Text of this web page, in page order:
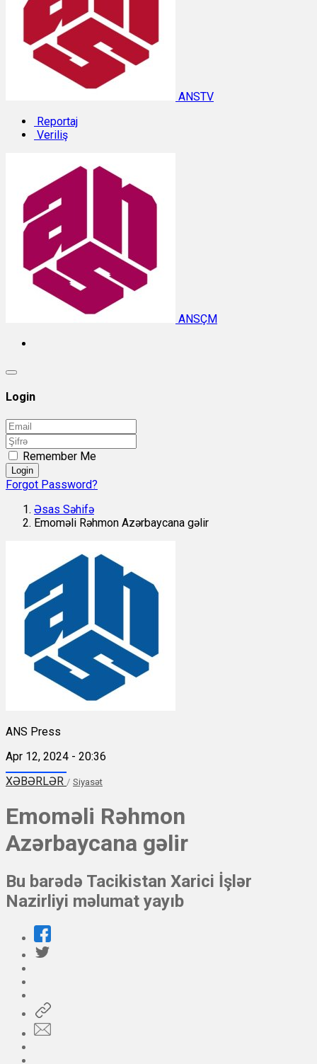
ANSTV
Reportaj
Veriliş
ANSÇM
Login
Remember Me
Login
Forgot Password?
Əsas Səhifə
Emoməli Rəhmon Azərbaycana gəlir
ANS Press
Apr 12, 2024 - 20:36
XƏBƏRLƏR / Siyasət
Emoməli Rəhmon
Azərbaycana gəlir
Bu barədə Tacikistan Xarici İşlər
Nazirliyi məlumat yayıb